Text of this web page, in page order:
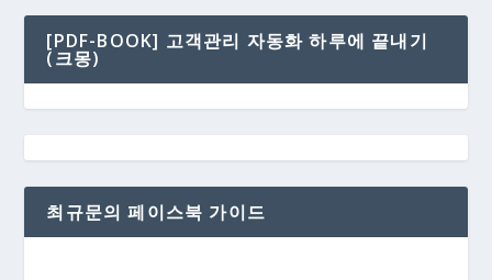
[PDF-BOOK] 고객관리 자동화 하루에 끝내기
(크몽)
최규문의 페이스북 가이드